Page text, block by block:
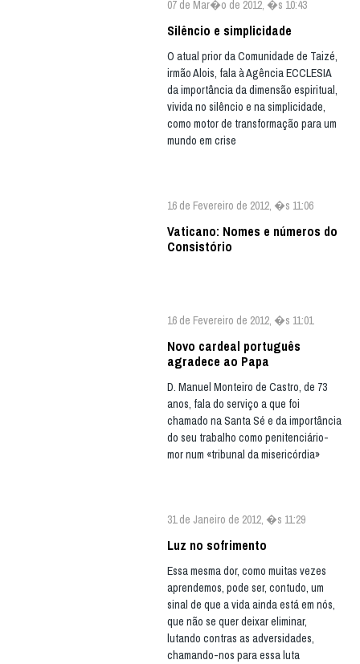
07 de Mar�o de 2012, �s 10:43
Silêncio e simplicidade
O atual prior da Comunidade de Taizé,
irmão Alois, fala à Agência ECCLESIA
da importância da dimensão espiritual,
vivida no silêncio e na simplicidade,
como motor de transformação para um
mundo em crise
16 de Fevereiro de 2012, �s 11:06
Vaticano: Nomes e números do
Consistório
16 de Fevereiro de 2012, �s 11:01
Novo cardeal português
agradece ao Papa
D. Manuel Monteiro de Castro, de 73
anos, fala do serviço a que foi
chamado na Santa Sé e da importância
do seu trabalho como penitenciário-
mor num «tribunal da misericórdia»
31 de Janeiro de 2012, �s 11:29
Luz no sofrimento
Essa mesma dor, como muitas vezes
aprendemos, pode ser, contudo, um
sinal de que a vida ainda está em nós,
que não se quer deixar eliminar,
lutando contras as adversidades,
chamando-nos para essa luta